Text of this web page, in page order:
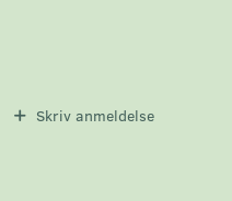
Skriv anmeldelse